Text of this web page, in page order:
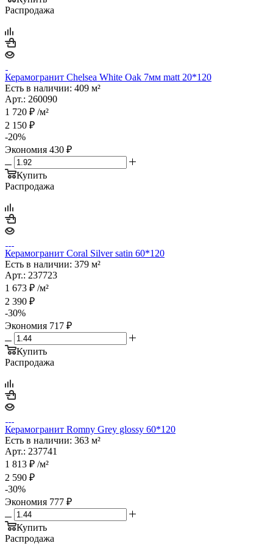
Распродажа
Керамогранит Chelsea White Oak 7мм matt 20*120
Есть в наличии: 409 м²
Арт.: 260090
1 720 ₽ /м²
2 150 ₽
-20%
Экономия 430 ₽
Купить
Распродажа
Керамогранит Coral Silver satin 60*120
Есть в наличии: 379 м²
Арт.: 237723
1 673 ₽ /м²
2 390 ₽
-30%
Экономия 717 ₽
Купить
Распродажа
Керамогранит Romny Grey glossy 60*120
Есть в наличии: 363 м²
Арт.: 237741
1 813 ₽ /м²
2 590 ₽
-30%
Экономия 777 ₽
Купить
Распродажа